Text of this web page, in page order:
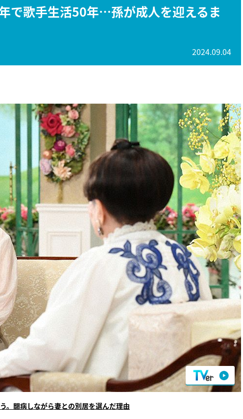
で歌手生活50年…孫が成人を迎えるま
2024.09.04
。闘病しながら妻との別居を選んだ理由